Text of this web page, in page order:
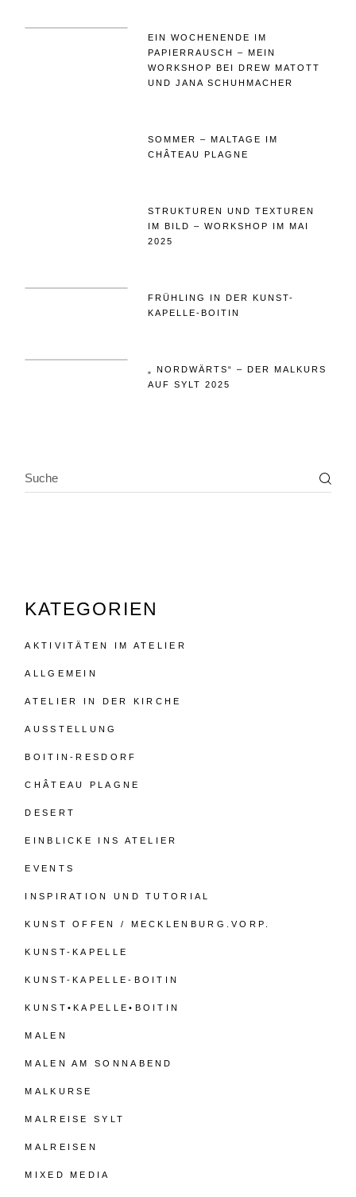
EIN WOCHENENDE IM
PAPIERRAUSCH – MEIN
WORKSHOP BEI DREW MATOTT
UND JANA SCHUHMACHER
SOMMER – MALTAGE IM
CHÂTEAU PLAGNE
STRUKTUREN UND TEXTUREN
IM BILD – WORKSHOP IM MAI
2025
FRÜHLING IN DER KUNST-
KAPELLE-BOITIN
„ NORDWÄRTS“ – DER MALKURS
AUF SYLT 2025
KATEGORIEN
AKTIVITÄTEN IM ATELIER
ALLGEMEIN
ATELIER IN DER KIRCHE
AUSSTELLUNG
BOITIN-RESDORF
CHÂTEAU PLAGNE
DESERT
EINBLICKE INS ATELIER
EVENTS
INSPIRATION UND TUTORIAL
KUNST OFFEN / MECKLENBURG.VORP.
KUNST-KAPELLE
KUNST-KAPELLE-BOITIN
KUNST•KAPELLE•BOITIN
MALEN
MALEN AM SONNABEND
MALKURSE
MALREISE SYLT
MALREISEN
MIXED MEDIA